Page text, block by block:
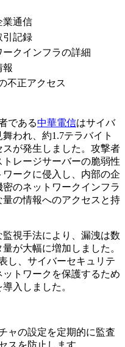
業通信
引記録
ークインフラの詳細
報
不正アクセス
である中華電信はサイバ
われ、約1.7テラバイト
が発生しました。攻撃者
レージサーバーの脆弱性
ークに侵入し、内部の企
のネットワークインフラ
の情報へのアクセスと持
視手法により、漏洩は数
が大幅に増加しました。
し、サイバーセキュリテ
トワークを保護するため
入しました。
ャの設定を定期的に監査
スを防止します。